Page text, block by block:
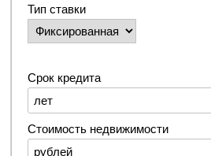
Тип ставки
Срок кредита
Стоимость недвижимости